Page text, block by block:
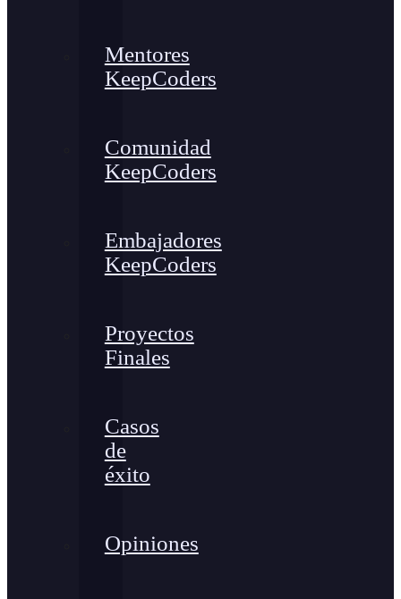
Mentores
KeepCoders
Comunidad
KeepCoders
Embajadores
KeepCoders
Proyectos
Finales
Casos
de
éxito
Opiniones